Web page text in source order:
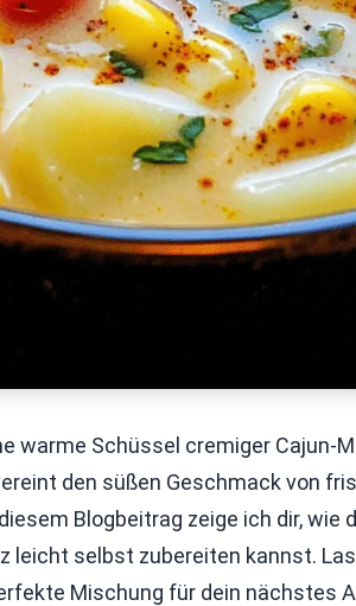
warme Schüssel cremiger Cajun-
den süßen Geschmack von
Blogbeitrag zeige ich dir, wie
leicht selbst zubereiten kannst.
Mischung für dein nächstes